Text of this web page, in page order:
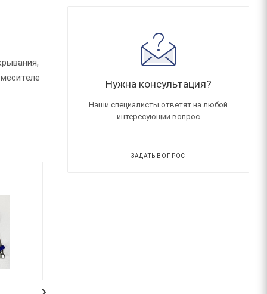
Нужна консультация?
Наши специалисты ответят на любой
интересующий вопрос
ЗАДАТЬ ВОПРОС